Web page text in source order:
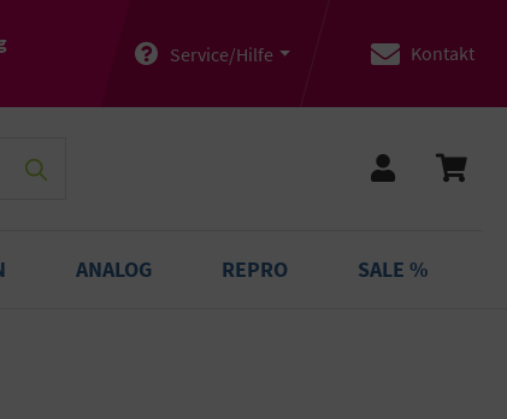
Service/Hilfe Kontakt
ANALOG REPRO SALE %